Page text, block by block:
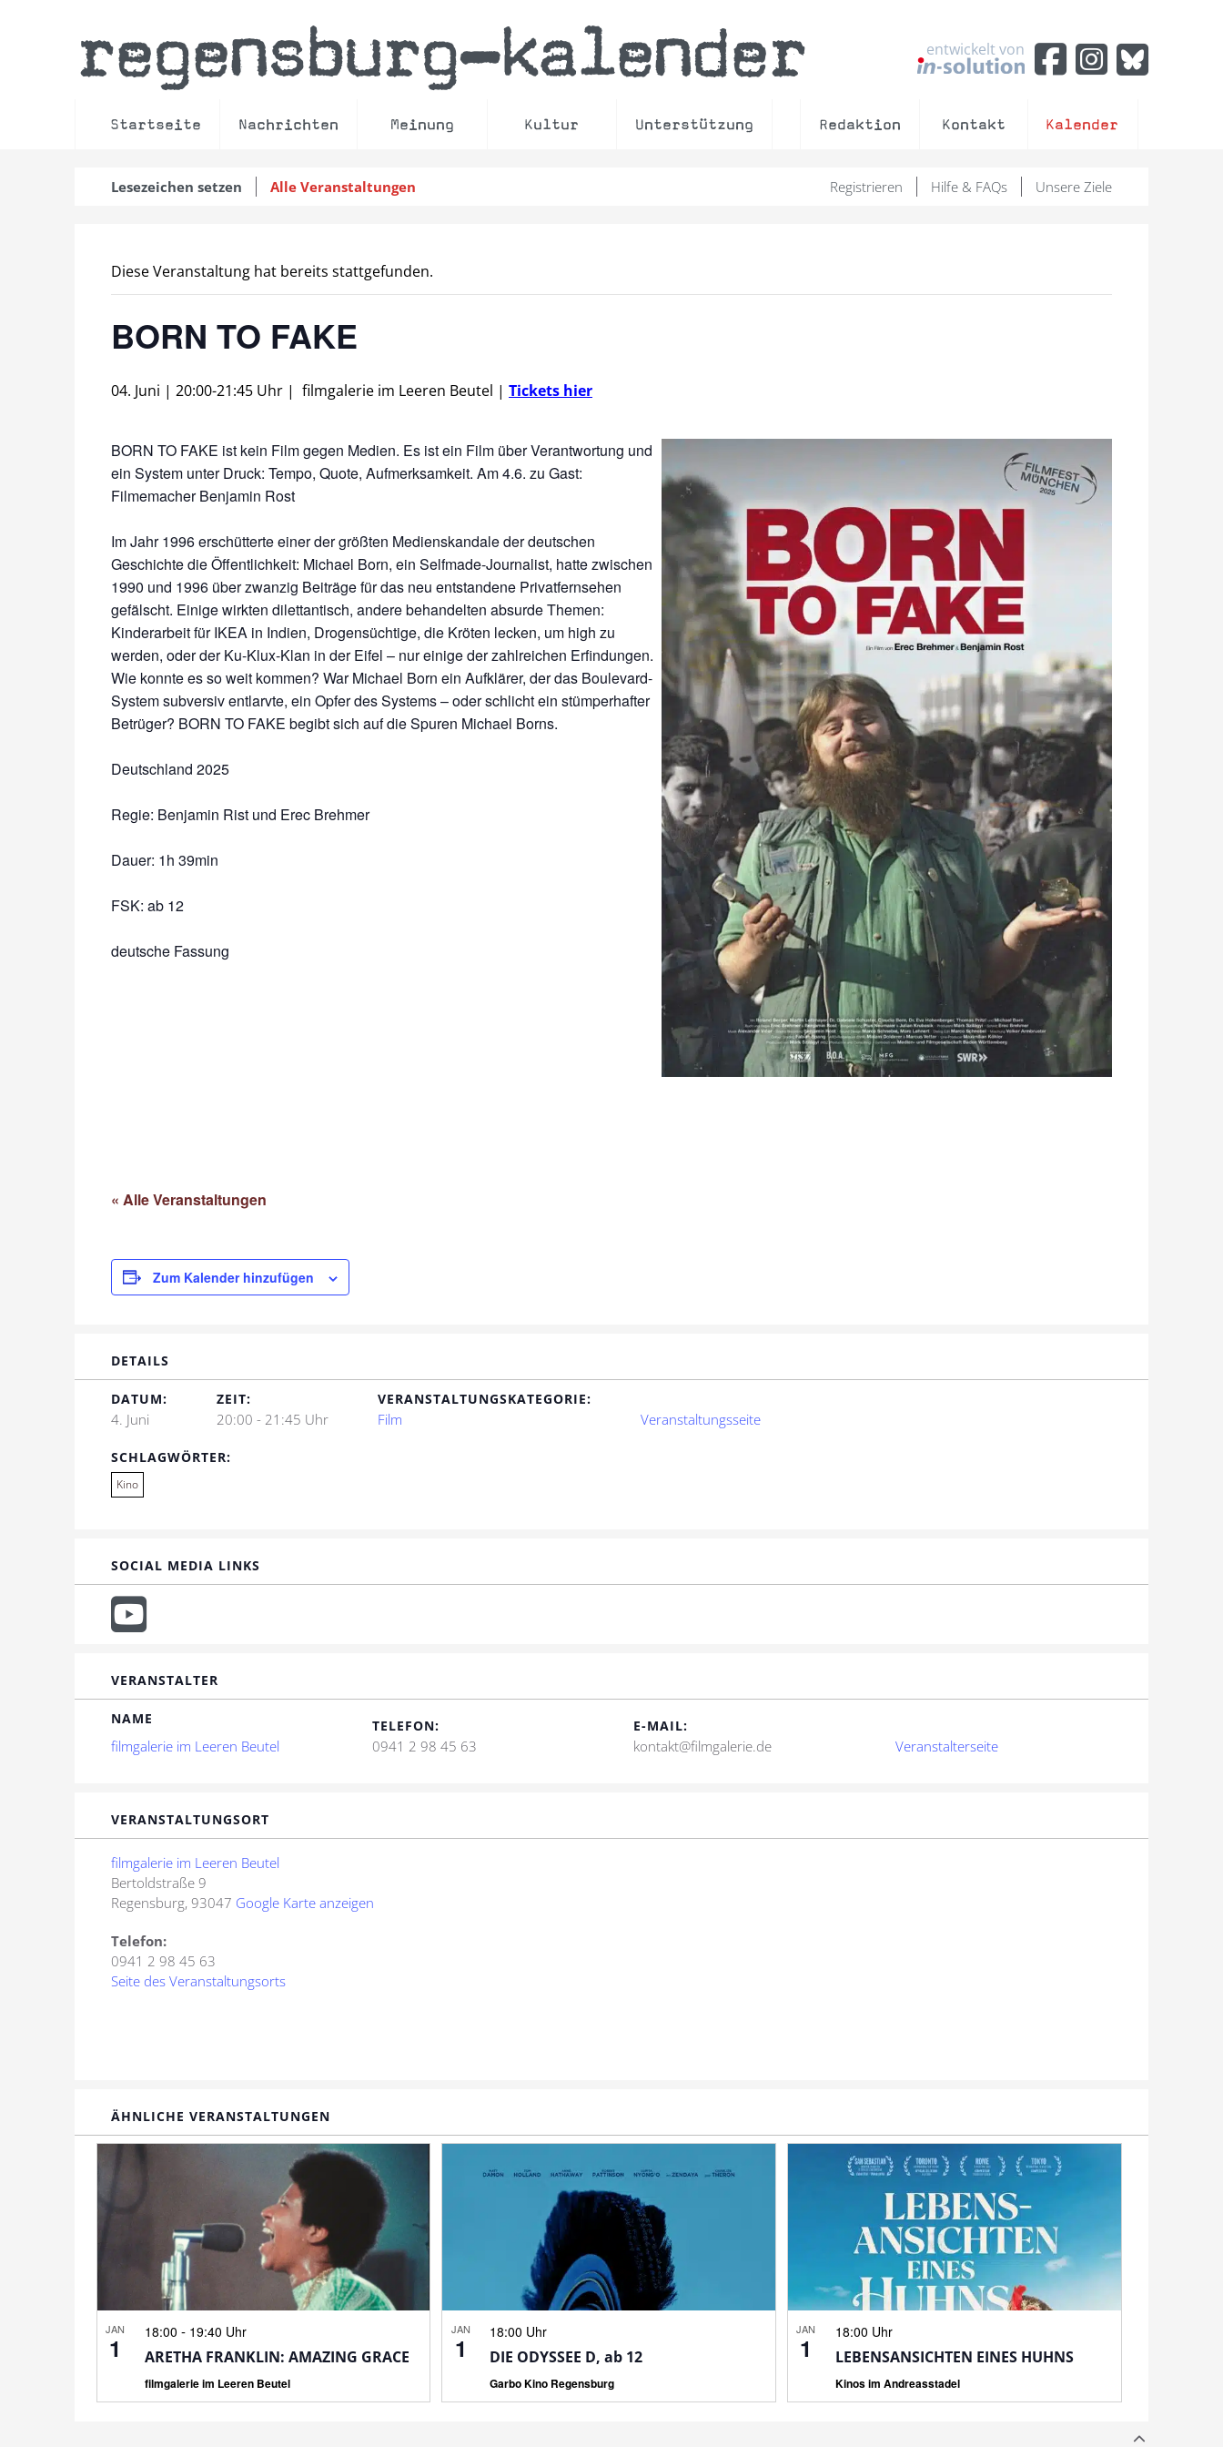
regensburg–kalender entwickelt von
Startseite Nachrichten Meinung Kultur Unterstützung Redaktion Kontakt Kalender
Lesezeichen setzen Alle Veranstaltungen Unsere Ziele
Hilfe & FAQs
Registrieren
Diese Veranstaltung hat bereits stattgefunden.
BORN TO FAKE
04. Juni | 20:00-21:45 Uhr | filmgalerie im Leeren Beutel | Tickets hier
BORN TO FAKE ist kein Film gegen Medien. Es ist ein Film über Verantwortung und
ein System unter Druck: Tempo, Quote, Aufmerksamkeit. Am 4.6. zu Gast:
Filmemacher Benjamin Rost
Im Jahr 1996 erschütterte einer der größten Medienskandale der deutschen
Geschichte die Öffentlichkeit: Michael Born, ein Selfmade-Journalist, hatte zwischen
1990 und 1996 über zwanzig Beiträge für das neu entstandene Privatfernsehen
gefälscht. Einige wirkten dilettantisch, andere behandelten absurde Themen:
Kinderarbeit für IKEA in Indien, Drogensüchtige, die Kröten lecken, um high zu
werden, oder der Ku-Klux-Klan in der Eifel – nur einige der zahlreichen Erfindungen.
Wie konnte es so weit kommen? War Michael Born ein Aufklärer, der das Boulevard-
System subversiv entlarvte, ein Opfer des Systems – oder schlicht ein stümperhafter
Betrüger? BORN TO FAKE begibt sich auf die Spuren Michael Borns.
Deutschland 2025
Regie: Benjamin Rist und Erec Brehmer
Dauer: 1h 39min
FSK: ab 12
deutsche Fassung
« Alle Veranstaltungen
Zum Kalender hinzufügen
DETAILS
DATUM:
4. Juni
ZEIT:
20:00 - 21:45 Uhr
VERANSTALTUNGSKATEGORIE:
Film Veranstaltungsseite
SCHLAGWÖRTER:
Kino
SOCIAL MEDIA LINKS
VERANSTALTER
NAME
filmgalerie im Leeren Beutel
TELEFON:
0941 2 98 45 63
E-MAIL:
kontakt@filmgalerie.de Veranstalterseite
VERANSTALTUNGSORT
filmgalerie im Leeren Beutel
Bertoldstraße 9
Regensburg, 93047 Google Karte anzeigen
Telefon:
0941 2 98 45 63
Seite des Veranstaltungsorts
ÄHNLICHE VERANSTALTUNGEN
JAN
1
18:00 - 19:40 Uhr
ARETHA FRANKLIN: AMAZING GRACE
filmgalerie im Leeren Beutel
JAN
1
18:00 Uhr
DIE ODYSSEE D, ab 12
Garbo Kino Regensburg
JAN
1
18:00 Uhr
LEBENSANSICHTEN EINES HUHNS
Kinos im Andreasstadel